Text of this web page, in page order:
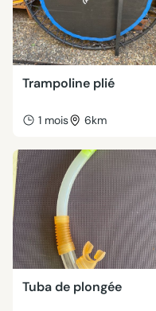
Trampoline plié
1 mois 6km
Tuba de plongée